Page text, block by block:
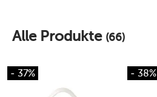
Alle Produkte (66)
- 37% - 38%